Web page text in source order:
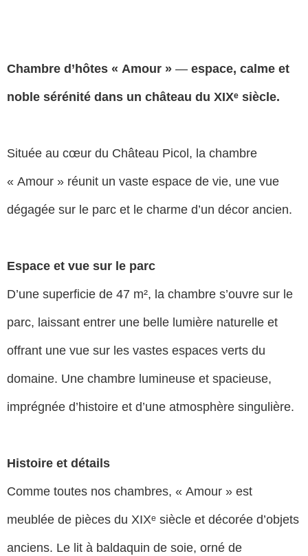
Chambre d’hôtes « Amour » — espace, calme et
noble sérénité dans un château du XIXᵉ siècle.
Située au cœur du Château Picol, la chambre
« Amour » réunit un vaste espace de vie, une vue
dégagée sur le parc et le charme d’un décor ancien.
Espace et vue sur le parc
D’une superficie de 47 m², la chambre s’ouvre sur le
parc, laissant entrer une belle lumière naturelle et
offrant une vue sur les vastes espaces verts du
domaine. Une chambre lumineuse et spacieuse,
imprégnée d’histoire et d’une atmosphère singulière.
Histoire et détails
Comme toutes nos chambres, « Amour » est
meublée de pièces du XIXᵉ siècle et décorée d’objets
anciens. Le lit à baldaquin de soie, orné de